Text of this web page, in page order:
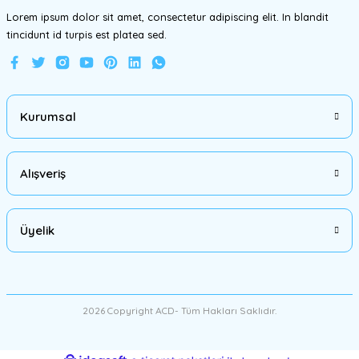
Lorem ipsum dolor sit amet, consectetur adipiscing elit. In blandit
tincidunt id turpis est platea sed.
Kurumsal
Alışveriş
Üyelik
2026 Copyright ACD- Tüm Hakları Saklıdır.